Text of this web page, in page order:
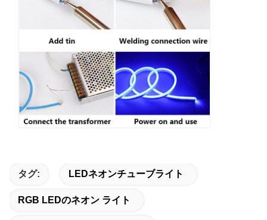
タグ: LEDネオンチューブライト
RGB LEDのネオン ライト